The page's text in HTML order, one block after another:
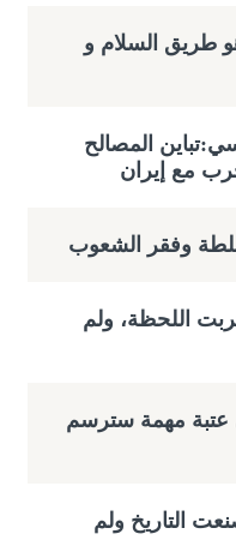
طريق السلام و
المصالح
مع إيران
وفقر الشعوب
اللحظة، ولم
عتبة مهمة سترسم
التاريخ ولم